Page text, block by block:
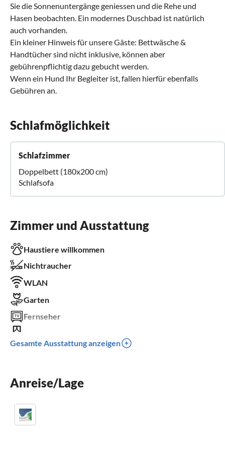
Sie die Sonnenuntergänge geniessen und die Rehe und
Hasen beobachten. Ein modernes Duschbad ist natürlich
auch vorhanden.
Ein kleiner Hinweis für unsere Gäste: Bettwäsche &
Handtücher sind nicht inklusive, können aber
gebührenpflichtig dazu gebucht werden.
Wenn ein Hund Ihr Begleiter ist, fallen hierfür ebenfalls
Gebühren an.
Schlafmöglichkeit
Schlafzimmer
Doppelbett (180x200 cm)
Schlafsofa
Zimmer und Ausstattung
Haustiere willkommen
Nichtraucher
WLAN
Garten
Fernseher
für Rollstuhl nicht geeignet
Gesamte Ausstattung anzeigen
Anreise/Lage